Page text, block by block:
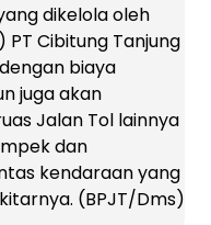
dikelola oleh
PT Cibitung Tanjung
biaya
juga akan
Jalan Tol lainnya
dan
kendaraan yang
(BPJT/Dms)